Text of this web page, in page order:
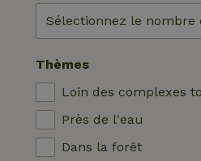
Thèmes
Loin des complexes
Près de l'eau
Dans la forêt